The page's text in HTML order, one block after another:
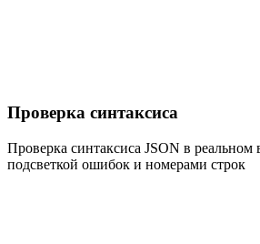
Проверка синтаксиса
Проверка синтаксиса JSON в
подсветкой ошибок и номерами строк